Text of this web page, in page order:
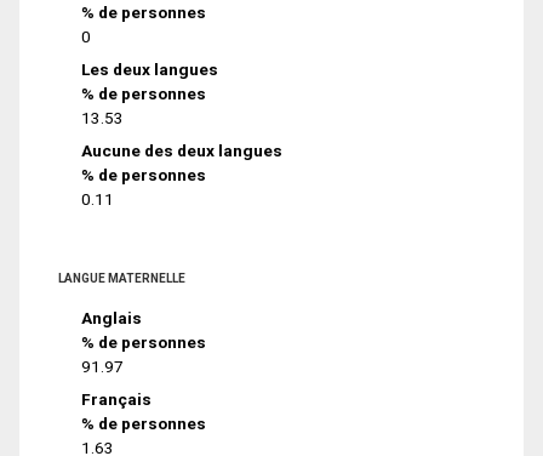
% de personnes
0
Les deux langues
% de personnes
13.53
Aucune des deux langues
% de personnes
0.11
LANGUE MATERNELLE
Anglais
% de personnes
91.97
Français
% de personnes
1.63